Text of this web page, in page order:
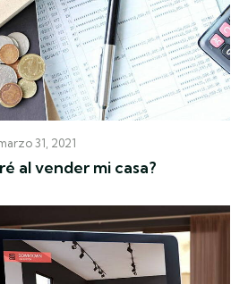
31, 2021
al vender mi casa?